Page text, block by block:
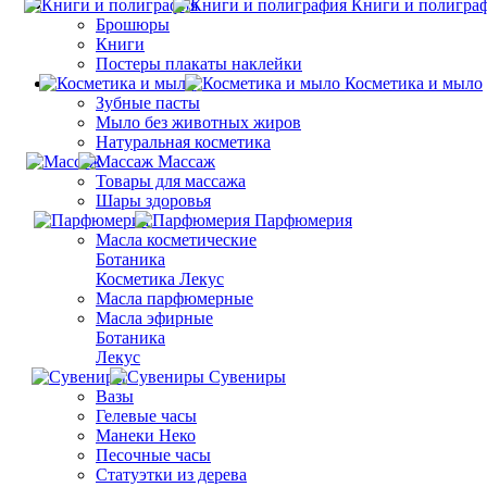
Книги и
Брошюры
Книги
Постеры плакаты наклейки
Косметика и мыло
Зубные пасты
Мыло без животных жиров
Натуральная косметика
Массаж
Товары для массажа
Шары здоровья
Парфюмерия
Масла косметические
Ботаника
Косметика Лекус
Масла парфюмерные
Масла эфирные
Ботаника
Лекус
Сувениры
Вазы
Гелевые часы
Манеки Неко
Песочные часы
Статуэтки из дерева